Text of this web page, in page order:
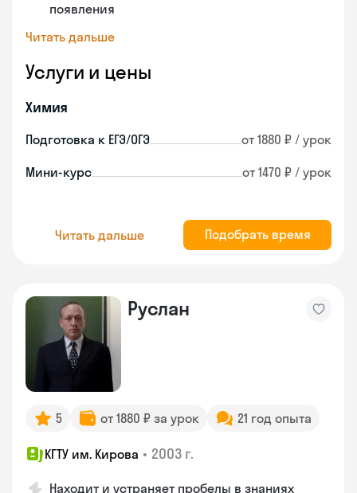
появления
Читать дальше
Услуги и цены
Химия
Подготовка к ЕГЭ/ОГЭ от 1880 ₽ / урок
Мини-курс от 1470 ₽ / урок
Читать дальше Подобрать время
Руслан
5 от 1880 ₽ за урок 21 год опыта
КГТУ им. Кирова • 2003 г.
Находит и устраняет пробелы в знаниях